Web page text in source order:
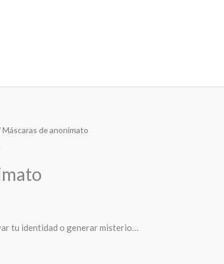
Máscaras de anonimato
tu identidad o generar misterio…